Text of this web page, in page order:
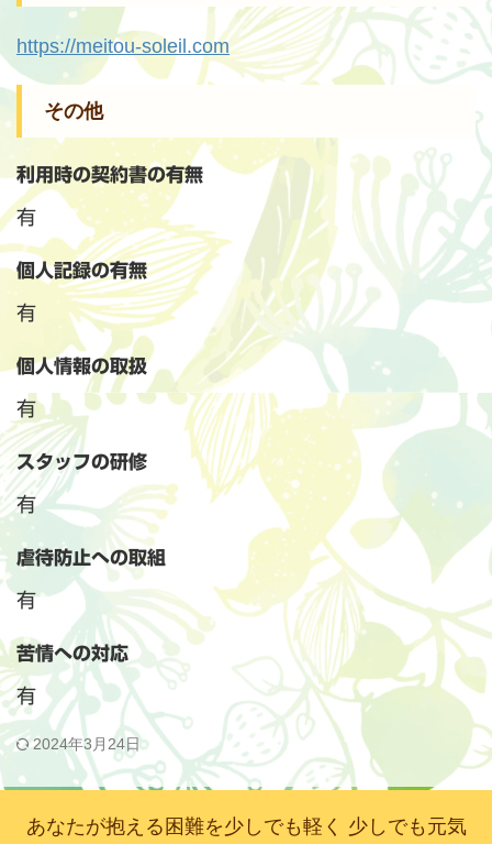
https://meitou-soleil.com
その他
利用時の契約書の有無
有
個人記録の有無
有
個人情報の取扱
有
スタッフの研修
有
虐待防止への取組
有
苦情への対応
有
2024年3月24日
あなたが抱える困難を少しでも軽く 少しでも元気